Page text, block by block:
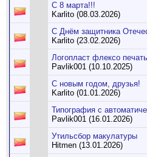
C 8 марта!!!
Karlito (08.03.2026)
С Днём защитника
Karlito (23.02.2026)
Логопласт флексо
Pavlik001 (10.10.2025)
С новым годом, друзья!
Karlito (01.01.2026)
Типография с
Pavlik001 (16.01.2026)
Утильсбор макулатуры
Hitmen (13.01.2026)